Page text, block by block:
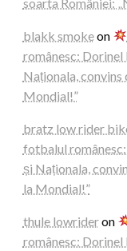
blakk smokeon
românesc: Dorinel
Naționala, convins
Mondial!”
bratz low rider
fotbalul
și Naționala,
la Mondial!”
thule lowrideron
românesc: Dorinel